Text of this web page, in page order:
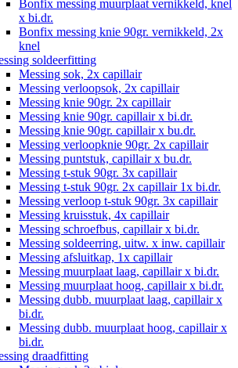
Bonfix messing muurplaat vernikkeld, knel
x bi.dr.
Bonfix messing knie 90gr. vernikkeld, 2x
knel
soldeerfitting
Messing sok, 2x capillair
Messing verloopsok, 2x capillair
Messing knie 90gr. 2x capillair
Messing knie 90gr. capillair x bi.dr.
Messing knie 90gr. capillair x bu.dr.
Messing verloopknie 90gr. 2x capillair
Messing puntstuk, capillair x bu.dr.
Messing t-stuk 90gr. 3x capillair
Messing t-stuk 90gr. 2x capillair 1x bi.dr.
Messing verloop t-stuk 90gr. 3x capillair
Messing kruisstuk, 4x capillair
Messing schroefbus, capillair x bi.dr.
Messing soldeerring, uitw. x inw. capillair
Messing afsluitkap, 1x capillair
Messing muurplaat laag, capillair x bi.dr.
Messing muurplaat hoog, capillair x bi.dr.
Messing dubb. muurplaat laag, capillair x
bi.dr.
Messing dubb. muurplaat hoog, capillair x
bi.dr.
draadfitting